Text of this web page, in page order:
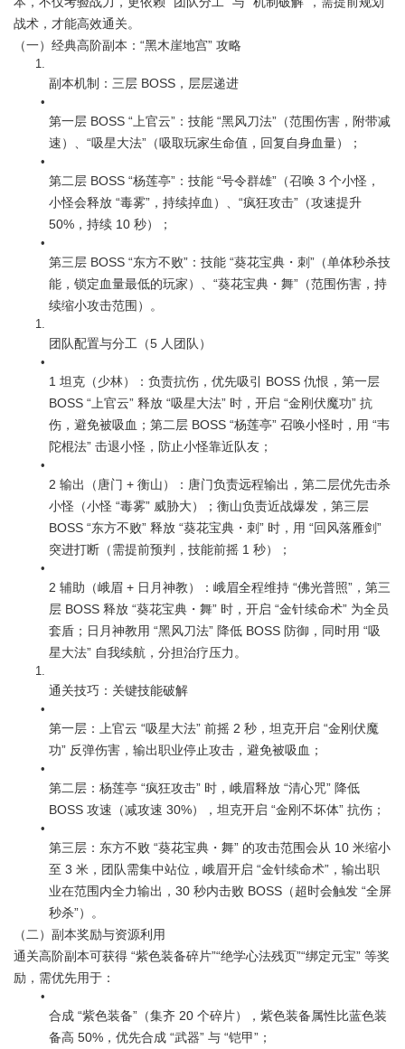
战术，才能高效通关。
（一）经典高阶副本：“黑木崖地宫” 攻略
副本机制：三层 BOSS，层层递进
第一层 BOSS “上官云”：技能 “黑风刀法”（范围伤害，附带减
速）、“吸星大法”（吸取玩家生命值，回复自身血量）；
第二层 BOSS “杨莲亭”：技能 “号令群雄”（召唤 3 个小怪，
小怪会释放 “毒雾”，持续掉血）、“疯狂攻击”（攻速提升
50%，持续 10 秒）；
第三层 BOSS “东方不败”：技能 “葵花宝典・刺”（单体秒杀技
能，锁定血量最低的玩家）、“葵花宝典・舞”（范围伤害，持
续缩小攻击范围）。
团队配置与分工（5 人团队）
1 坦克（少林）：负责抗伤，优先吸引 BOSS 仇恨，第一层
BOSS “上官云” 释放 “吸星大法” 时，开启 “金刚伏魔功” 抗
伤，避免被吸血；第二层 BOSS “杨莲亭” 召唤小怪时，用 “韦
陀棍法” 击退小怪，防止小怪靠近队友；
2 输出（唐门 + 衡山）：唐门负责远程输出，第二层优先击杀
小怪（小怪 “毒雾” 威胁大）；衡山负责近战爆发，第三层
BOSS “东方不败” 释放 “葵花宝典・刺” 时，用 “回风落雁剑”
突进打断（需提前预判，技能前摇 1 秒）；
2 辅助（峨眉 + 日月神教）：峨眉全程维持 “佛光普照”，第三
层 BOSS 释放 “葵花宝典・舞” 时，开启 “金针续命术” 为全员
套盾；日月神教用 “黑风刀法” 降低 BOSS 防御，同时用 “吸
星大法” 自我续航，分担治疗压力。
通关技巧：关键技能破解
第一层：上官云 “吸星大法” 前摇 2 秒，坦克开启 “金刚伏魔
功” 反弹伤害，输出职业停止攻击，避免被吸血；
第二层：杨莲亭 “疯狂攻击” 时，峨眉释放 “清心咒” 降低
BOSS 攻速（减攻速 30%），坦克开启 “金刚不坏体” 抗伤；
第三层：东方不败 “葵花宝典・舞” 的攻击范围会从 10 米缩小
至 3 米，团队需集中站位，峨眉开启 “金针续命术”，输出职
业在范围内全力输出，30 秒内击败 BOSS（超时会触发 “全屏
秒杀”）。
（二）副本奖励与资源利用
通关高阶副本可获得 “紫色装备碎片”“绝学心法残页”“绑定元宝” 等奖
励，需优先用于：
合成 “紫色装备”（集齐 20 个碎片），紫色装备属性比蓝色装
备高 50%，优先合成 “武器” 与 “铠甲”；